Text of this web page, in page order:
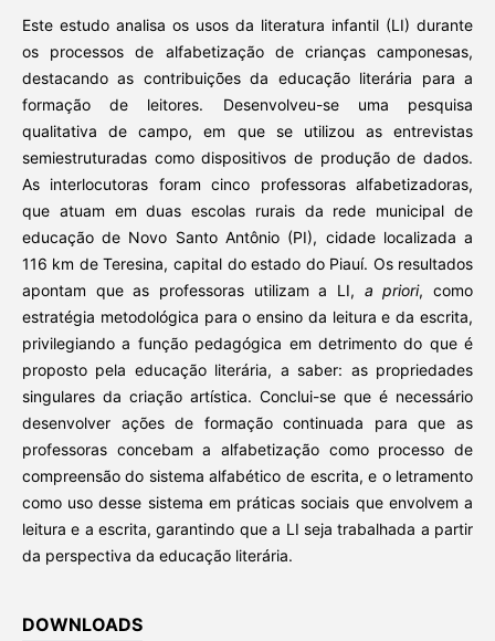
Este estudo analisa os usos da literatura infantil (LI) durante
os processos de alfabetização de crianças camponesas,
destacando as contribuições da educação literária para a
formação de leitores. Desenvolveu-se uma pesquisa
qualitativa de campo, em que se utilizou as entrevistas
semiestruturadas como dispositivos de produção de dados.
As interlocutoras foram cinco professoras alfabetizadoras,
que atuam em duas escolas rurais da rede municipal de
educação de Novo Santo Antônio (PI), cidade localizada a
116 km de Teresina, capital do estado do Piauí. Os resultados
apontam que as professoras utilizam a LI, a priori, como
estratégia metodológica para o ensino da leitura e da escrita,
privilegiando a função pedagógica em detrimento do que é
proposto pela educação literária, a saber: as propriedades
singulares da criação artística. Conclui-se que é necessário
desenvolver ações de formação continuada para que as
professoras concebam a alfabetização como processo de
compreensão do sistema alfabético de escrita, e o letramento
como uso desse sistema em práticas sociais que envolvem a
leitura e a escrita, garantindo que a LI seja trabalhada a partir
da perspectiva da educação literária.
DOWNLOADS